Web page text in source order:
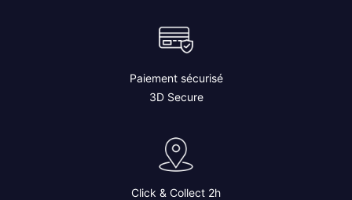
Paiement sécurisé
3D Secure
Click & Collect 2h